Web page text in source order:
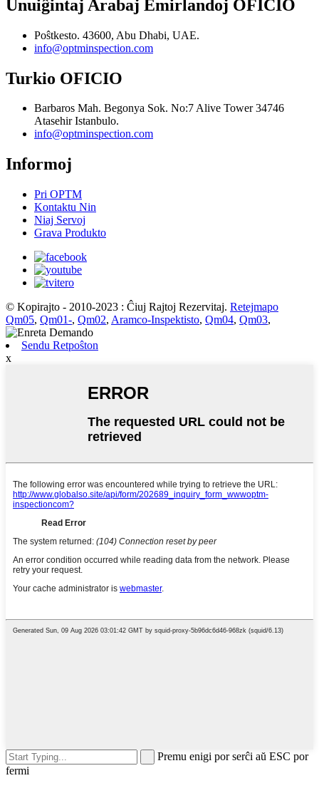
Unuiĝintaj Arabaj Emirlandoj OFICIO
Poŝtkesto. 43600, Abu Dhabi, UAE.
info@optminspection.com
Turkio OFICIO
Barbaros Mah. Begonya Sok. No:7 Alive Tower 34746
Atasehir Istanbulo.
info@optminspection.com
Informoj
Pri OPTM
Kontaktu Nin
Niaj Servoj
Grava Produkto
© Kopirajto - 2010-2023 : Ĉiuj Rajtoj Rezervitaj. Retejmapo
Qm05, Qm01-, Qm02, Aramco-Inspektisto, Qm04, Qm03,
Sendu Retpoŝton
x
Premu enigi por serĉi aŭ ESC por
fermi